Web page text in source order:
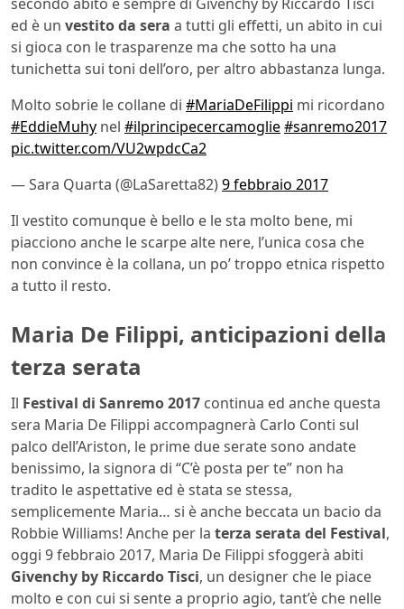
secondo abito è sempre di Givenchy by Riccardo Tisci
ed è un vestito da sera a tutti gli effetti, un abito in cui
si gioca con le trasparenze ma che sotto ha una
tunichetta sui toni dell’oro, per altro abbastanza lunga.
Molto sobrie le collane di #MariaDeFilippi mi ricordano
#EddieMuhy nel #ilprincipecercamoglie#sanremo2017
pic.twitter.com/VU2wpdcCa2
— Sara Quarta (@LaSaretta82)9 febbraio 2017
Il vestito comunque è bello e le sta molto bene, mi
piacciono anche le scarpe alte nere, l’unica cosa che
non convince è la collana, un po’ troppo etnica rispetto
a tutto il resto.
Maria De Filippi, anticipazioni della
terza serata
Il Festival di Sanremo 2017 continua ed anche questa
sera Maria De Filippi accompagnerà Carlo Conti sul
palco dell’Ariston, le prime due serate sono andate
benissimo, la signora di “C’è posta per te” non ha
tradito le aspettative ed è stata se stessa,
semplicemente Maria… si è anche beccata un bacio da
Robbie Williams! Anche per la terza serata del Festival,
oggi 9 febbraio 2017, Maria De Filippi sfoggerà abiti
Givenchy by Riccardo Tisci, un designer che le piace
molto e con cui si sente a proprio agio, tant’è che nelle